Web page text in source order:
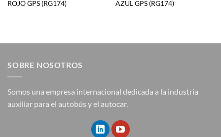
ROJO GPS (RG174)
AZUL GPS (RG174)
SOBRE NOSOTROS
Somos una empresa internacional dedicada a la industria
auxiliar para el autobús y el autocar.